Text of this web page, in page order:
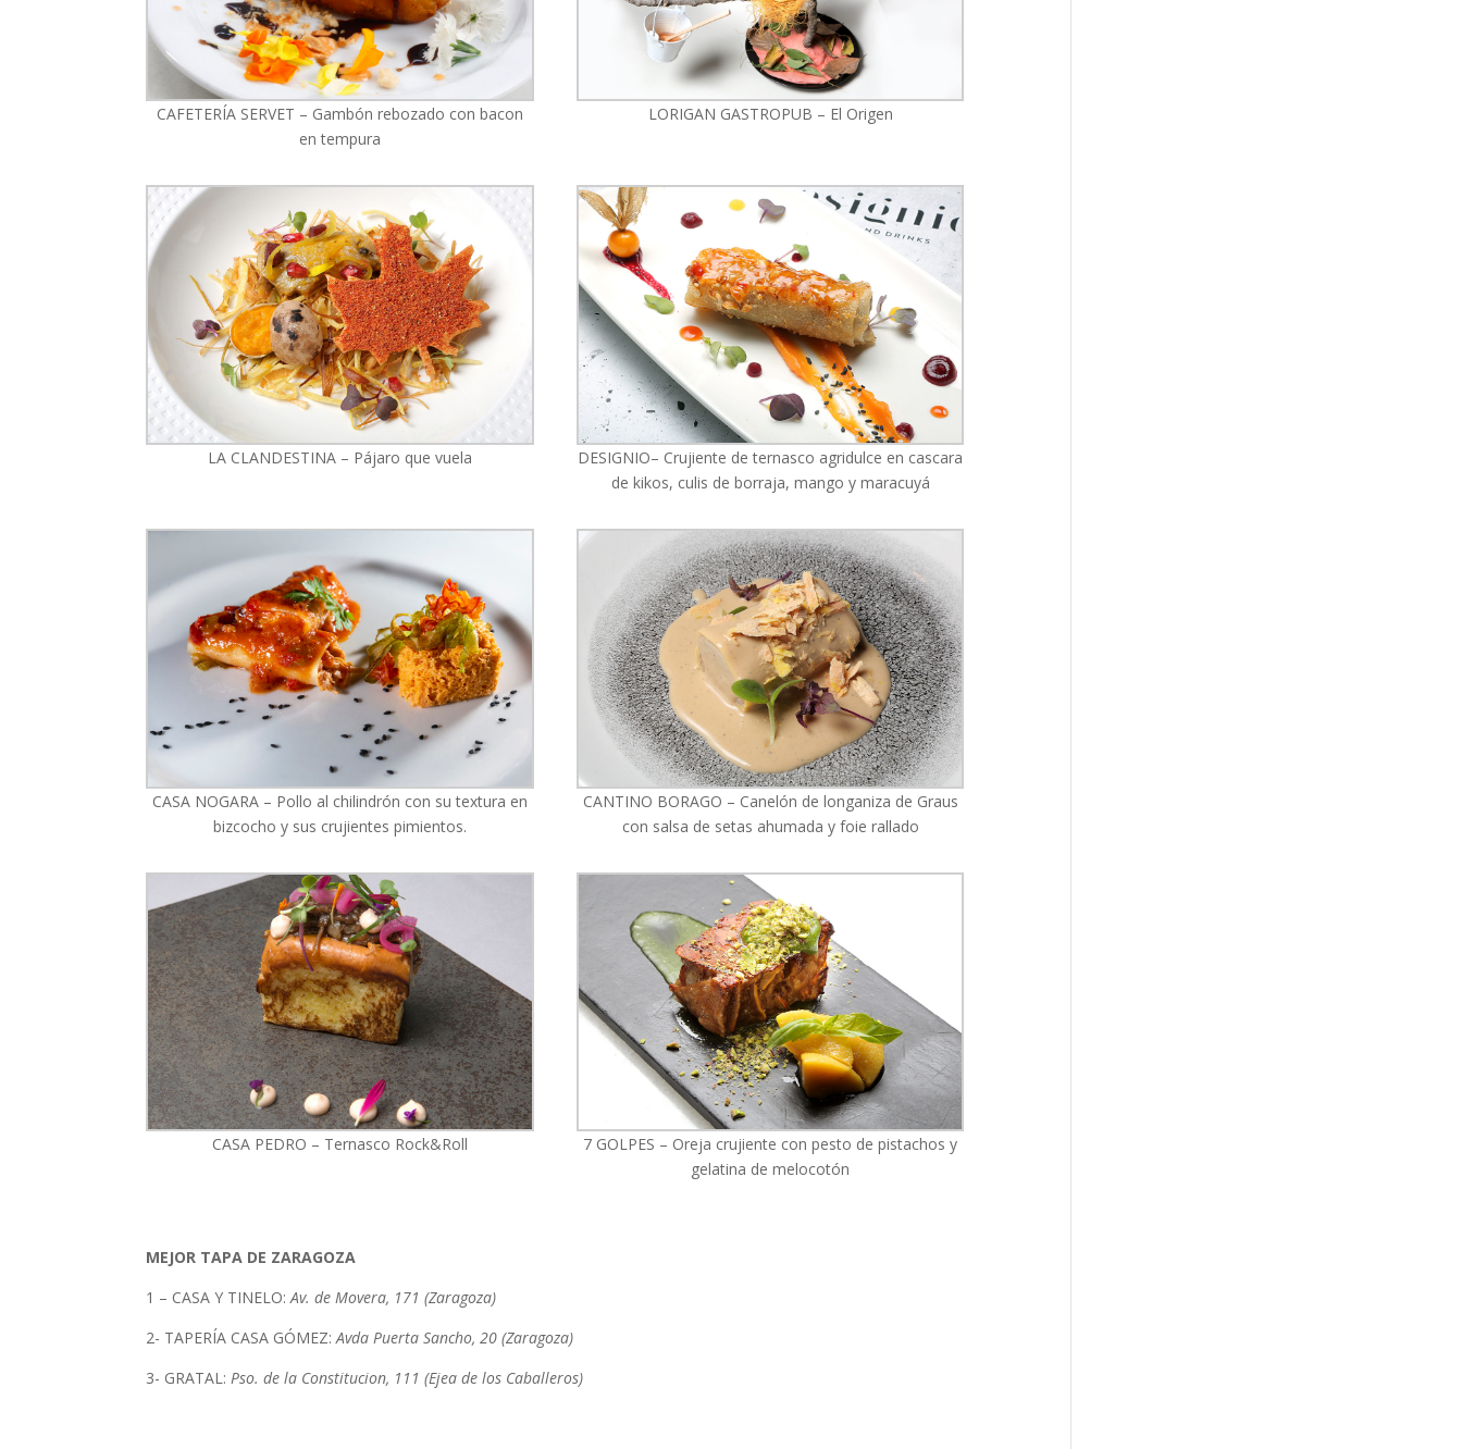
CAFETERÍA SERVET – Gambón rebozado con bacon
en tempura
LORIGAN GASTROPUB – El Origen
LA CLANDESTINA – Pájaro que vuela
DESIGNIO– Crujiente de ternasco agridulce en cascara
de kikos, culis de borraja, mango y maracuyá
CASA NOGARA – Pollo al chilindrón con su textura en
bizcocho y sus crujientes pimientos.
CANTINO BORAGO – Canelón de longaniza de Graus
con salsa de setas ahumada y foie rallado
CASA PEDRO – Ternasco Rock&Roll
7 GOLPES – Oreja crujiente con pesto de pistachos y
gelatina de melocotón
MEJOR TAPA DE ZARAGOZA
1 – CASA Y TINELO:Av. de Movera, 171 (Zaragoza)
2- TAPERÍA CASA GÓMEZ:Avda Puerta Sancho, 20 (Zaragoza)
3- GRATAL:Pso. de la Constitucion, 111 (Ejea de los Caballeros)